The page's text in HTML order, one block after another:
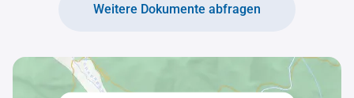
Weitere Dokumente abfragen